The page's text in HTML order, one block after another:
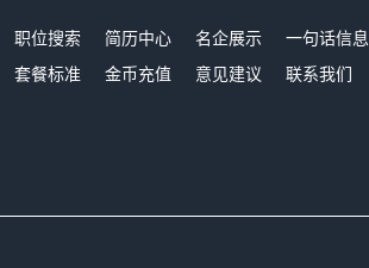
职位搜索 简历中心 名企展示 一句话信息
套餐标准
金币充值 意见建议 联系我们